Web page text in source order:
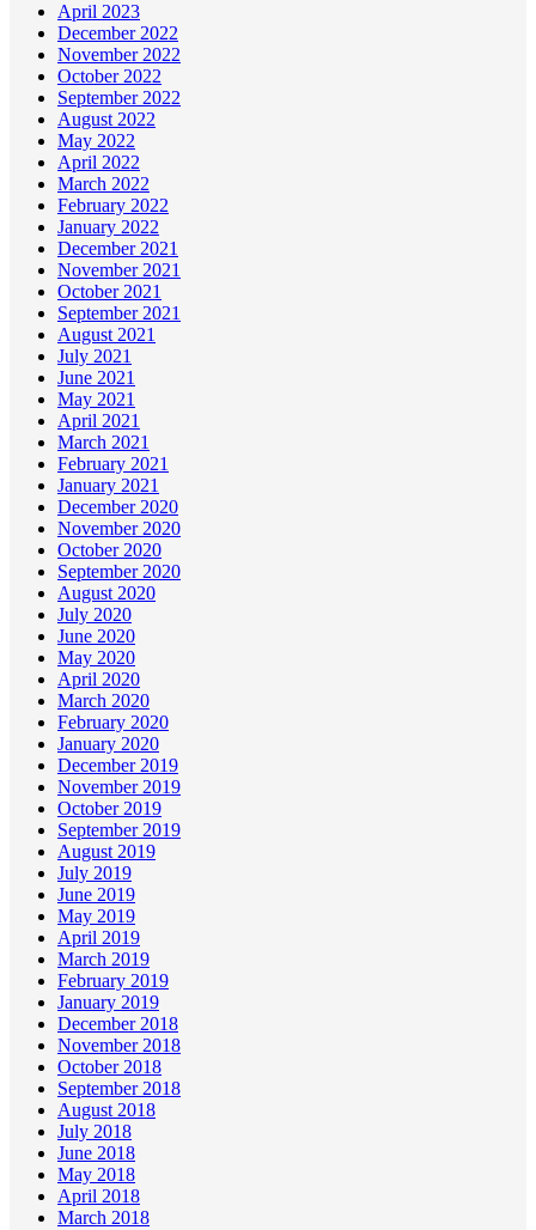
April 2023
December 2022
November 2022
October 2022
September 2022
August 2022
May 2022
April 2022
March 2022
February 2022
January 2022
December 2021
November 2021
October 2021
September 2021
August 2021
July 2021
June 2021
May 2021
April 2021
March 2021
February 2021
January 2021
December 2020
November 2020
October 2020
September 2020
August 2020
July 2020
June 2020
May 2020
April 2020
March 2020
February 2020
January 2020
December 2019
November 2019
October 2019
September 2019
August 2019
July 2019
June 2019
May 2019
April 2019
March 2019
February 2019
January 2019
December 2018
November 2018
October 2018
September 2018
August 2018
July 2018
June 2018
May 2018
April 2018
March 2018